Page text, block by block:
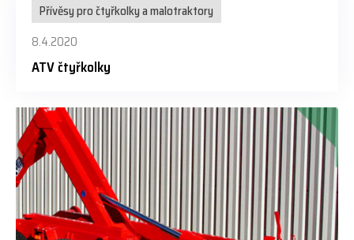
Přívěsy pro čtyřkolky a malotraktory
8.4.2020
ATV čtyřkolky